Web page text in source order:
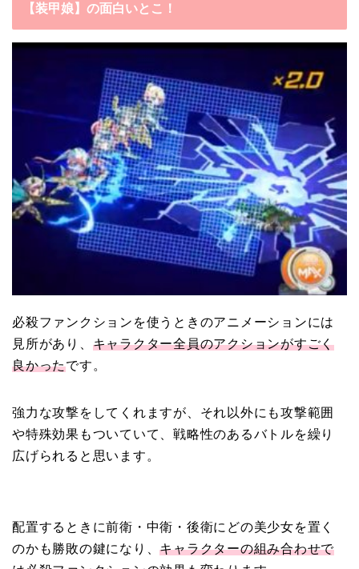
【装甲娘】の面白いとこ！
必殺ファンクションを使うときのアニメーションには
見所があり、 キャラクター全員のアクションがすごく
良かったです。
強力な攻撃をしてくれますが 、それ以外にも攻撃範囲
や特殊効果もついていて
、戦略性のあるバトルを繰り
広げられると思います。
配置するときに前衛・中衛・後衛にどの美少女を置く
のかも勝敗の鍵になり
、キャラクターの組み合わせで